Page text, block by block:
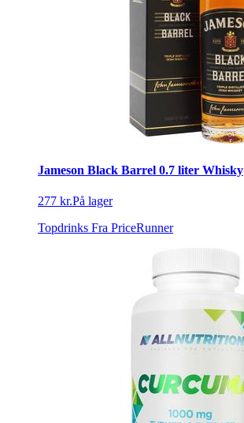
Jameson Black Barrel 0.7 liter Whisky
277 kr.På lager
Topdrinks Fra PriceRunner